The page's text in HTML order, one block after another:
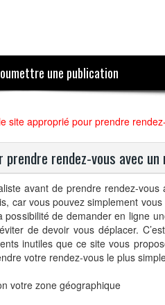
une publication
site approprié pour prendre
rendez-vous avec un
avant de prendre rendez-vous
car vous pouvez simplement
de demander en ligne
de devoir vous déplacer.
inutiles que ce site vous
votre rendez-vous le plus
votre zone géographique